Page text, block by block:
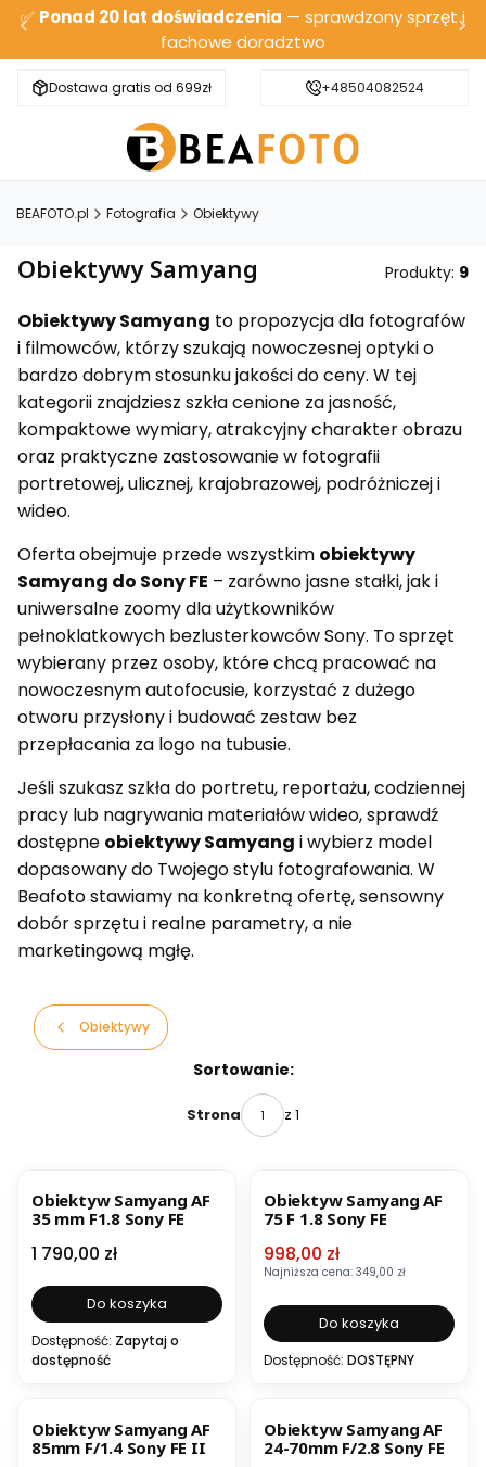
✅ Ponad 20 lat doświadczenia — sprawdzony sprzęt i
fachowe doradztwo
Dostawa gratis od 699zł Bezpieczna wysyłka
+48504082524
BEAFOTO.pl Fotografia Obiektywy
Obiektywy Samyang Produkty: 9
Obiektywy Samyang to propozycja dla fotografów
i filmowców, którzy szukają nowoczesnej optyki o
bardzo dobrym stosunku jakości do ceny. W tej
kategorii znajdziesz szkła cenione za jasność,
kompaktowe wymiary, atrakcyjny charakter obrazu
oraz praktyczne zastosowanie w fotografii
portretowej, ulicznej, krajobrazowej, podróżniczej i
wideo.
Oferta obejmuje przede wszystkim obiektywy
Samyang do Sony FE – zarówno jasne stałki, jak i
uniwersalne zoomy dla użytkowników
pełnoklatkowych bezlusterkowców Sony. To sprzęt
wybierany przez osoby, które chcą pracować na
nowoczesnym autofocusie, korzystać z dużego
otworu przysłony i budować zestaw bez
przepłacania za logo na tubusie.
Jeśli szukasz szkła do portretu, reportażu, codziennej
pracy lub nagrywania materiałów wideo, sprawdź
dostępne obiektywy Samyang i wybierz model
dopasowany do Twojego stylu fotografowania. W
Beafoto stawiamy na konkretną ofertę, sensowny
dobór sprzętu i realne parametry, a nie
marketingową mgłę.
Obiektywy
Sortowanie:
Strona z 1
Obiektyw Samyang AF
35 mm F1.8 Sony FE
Cena
1 790,00 zł
Do koszyka
Dostępność: Zapytaj o
dostępność
Obiektyw Samyang AF
75 F 1.8 Sony FE
Cena promocyjna
998,00 zł
Najniższa cena: 349,00 zł
Do koszyka
Dostępność: DOSTĘPNY
Obiektyw Samyang AF
85mm F/1.4 Sony FE II
Obiektyw Samyang AF
24-70mm F/2.8 Sony FE